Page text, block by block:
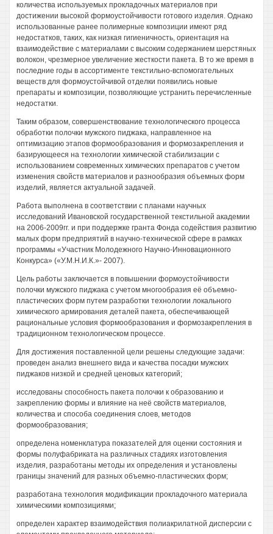
количества используемых прокладочных материалов при
достижении высокой формоустойчивости готового изделия. Однако
использованные ранее полимерные композиции имеют ряд
недостатков, таких, как низкая гигиеничность, ориентация на
взаимодействие с материалами с высоким содержанием шерстяных
волокон, чрезмерное увеличение жесткости пакета. В то же время в
последние годы в ассортименте текстильно-вспомогательных
веществ для формоустойчивой отделки появились новые
препараты и композиции, позволяющие устранить перечисленные
недостатки.
Таким образом, совершенствование технологического процесса
обработки полочки мужского пиджака, направленное на
оптимизацию этапов формообразования и формозакрепления и
базирующееся на технологии химической стабилизации с
использованием современных химических препаратов с учетом
изменения свойств материалов и разнообразия объемных форм
изделий, является актуальной задачей.
Работа выполнена в соответствии с планами научных
исследований Ивановской государственной текстильной академии
на 2006-2009гг. и при поддержке гранта Фонда содействия развитию
малых форм предприятий в научно-технической сфере в рамках
программы «Участник Молодежного Научно-Инновационного
Конкурса» («У.М.Н.И.К.»- 2007).
Цель работы заключается в повышении формоустойчивости
полочки мужского пиджака с учетом многообразия её объемно-
пластических форм путем разработки технологии локального
химического армирования деталей пакета, обеспечивающей
рациональные условия формообразования и формозакрепления в
традиционном технологическом процессе.
Для достижения поставленной цели решены следующие задачи:
проведен анализ внешнего вида и качества посадки мужских
пиджаков низкой и средней ценовых категорий;
исследованы способность пакета полочки к образованию и
закреплению формы и влияние на неё свойств материалов,
количества и способа соединения слоев, методов
формообразования;
определена номенклатура показателей для оценки состояния и
формы полуфабриката на различных стадиях изготовления
изделия, разработаны методы их определения и установлены
границы значений для разных объемно-пластических форм;
разработана технология модификации прокладочного материала
химическими композициями;
определен характер взаимодействия полиакрилатной дисперсии с